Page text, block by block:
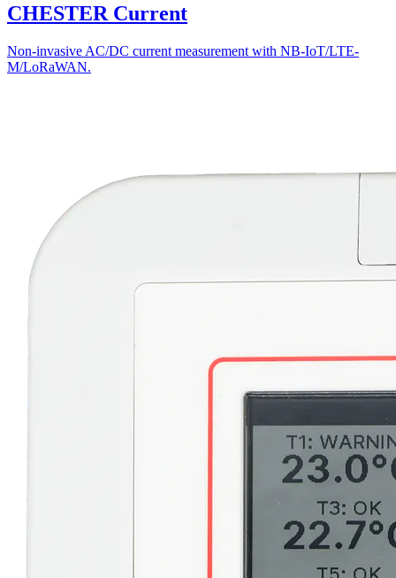
CHESTER Current
Non-invasive AC/DC current measurement with NB-IoT/LTE-
M/LoRaWAN.